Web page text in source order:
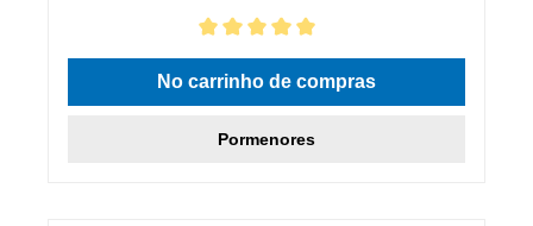
Classificação média de 5 de 5 estrelas
No carrinho de compras
Pormenores